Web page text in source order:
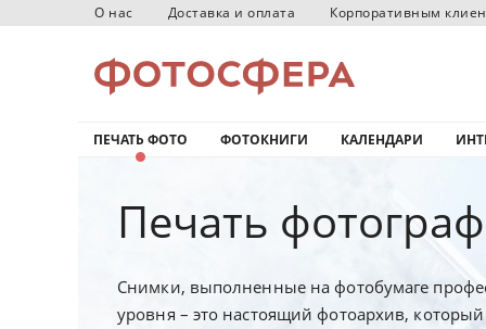
О нас Доставка и оплата Корпоративным
ПЕЧАТЬ ФОТО ФОТОКНИГИ КАЛЕНДАРИ
Печать
Снимки, выполненные на фотобумаге
уровня – это настоящий фотоархив,